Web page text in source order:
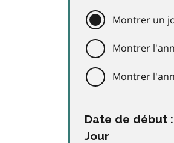
Montrer un
Montrer
Montrer
Date de début :
Jour